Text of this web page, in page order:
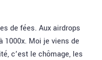
de fées. Aux airdrops
1000x. Moi je viens de
c’est le chômage, les